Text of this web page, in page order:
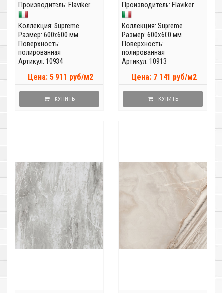
Производитель: Flaviker
Коллекция: Supreme
Размер: 600x600 мм
Поверхность:
полированная
Артикул: 10934
Цена: 5 911 руб/м2
КУПИТЬ
Производитель: Flaviker
Коллекция: Supreme
Размер: 600x600 мм
Поверхность:
полированная
Артикул: 10913
Цена: 7 141 руб/м2
КУПИТЬ